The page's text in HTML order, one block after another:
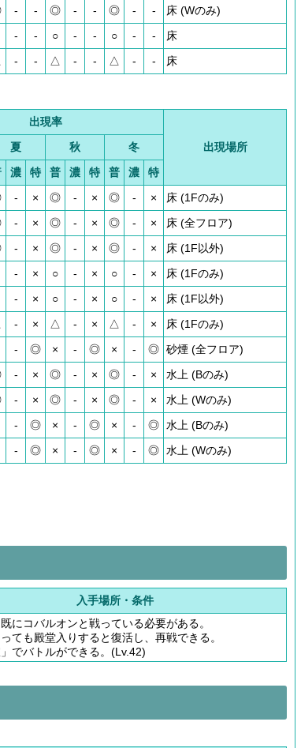
- - ◎ - - ◎ - -
床 (Wのみ)
- - ○ - - ○ - -
床
- - △ - - △ - - 床
出現率
出現場所
夏 秋
冬
濃 特 普 濃 特 普 濃
特
- × ◎ - × ◎ - ×
床 (1Fのみ)
- × ◎ - × ◎ - ×
床 (全フロア)
- × ◎ - × ◎ - ×
床 (1F以外)
- × ○ - × ○ - ×
床 (1Fのみ)
- × ○ - × ○ - ×
床 (1F以外)
- × △ - × △ - ×
床 (1Fのみ)
- ◎ × - ◎ × - ◎ 砂煙 (全フロア)
- × ◎ - × ◎ - ×
水上 (Bのみ)
- × ◎ - × ◎ - ×
水上 (Wのみ)
- ◎ × - ◎ × - ◎ 水上 (Bのみ)
- ◎ × - ◎ × - ◎ 水上 (Wのみ)
入手場所・条件
にコバルオンと戦っている必要がある。
ても殿堂入りすると復活し、再戦できる。
」でバトルができる。(Lv.42)